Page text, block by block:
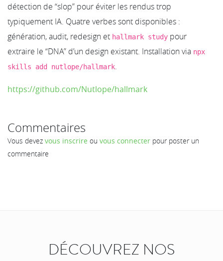
détection de “slop” pour éviter les rendus trop
typiquement IA. Quatre verbes sont disponibles :
génération, audit, redesign et hallmark study pour
extraire le “DNA” d’un design existant. Installation via npx
skills add nutlope/hallmark.
https://github.com/Nutlope/hallmark
Commentaires
Vous devez vous inscrire ou vous connecter pour poster un
commentaire
DÉCOUVREZ NOS